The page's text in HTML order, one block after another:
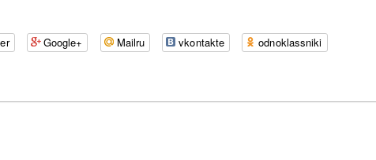
Google+ Mailru vkontakte odnoklassniki